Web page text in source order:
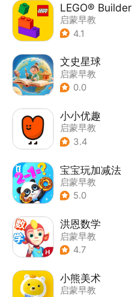
LEGO® Builder
启蒙早教
4.1
文史星球
启蒙早教
0.0
小小优趣
启蒙早教
3.4
宝宝玩加减法
启蒙早教
5.0
洪恩数学
启蒙早教
4.7
小熊美术
启蒙早教